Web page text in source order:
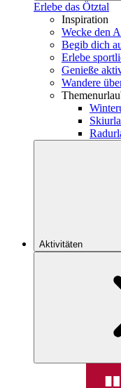
Erlebe das Ötztal
Inspiration
Wecke den
Begib dich
Erlebe
Genieße
Wandere
Aktivitäten